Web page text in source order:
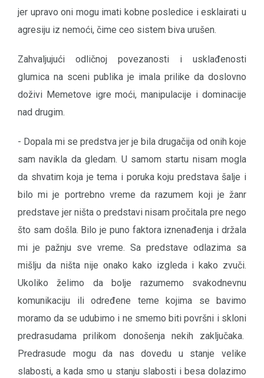
jer upravo oni mogu imati kobne posledice i esklairati u
agresiju iz nemoći, čime ceo sistem biva urušen.
Zahvaljujući odličnoj povezanosti i usklađenosti
glumica na sceni publika je imala prilike da doslovno
doživi Memetove igre moći, manipulacije i dominacije
nad drugim.
- Dopala mi se predstva jer je bila drugačija od onih koje
sam navikla da gledam. U samom startu nisam mogla
da shvatim koja je tema i poruka koju predstava šalje i
bilo mi je portrebno vreme da razumem koji je žanr
predstave jer ništa o predstavi nisam pročitala pre nego
što sam došla. Bilo je puno faktora iznenađenja i držala
mi je pažnju sve vreme. Sa predstave odlazima sa
mišlju da ništa nije onako kako izgleda i kako zvuči.
Ukoliko želimo da bolje razumemo svakodnevnu
komunikaciju ili određene teme kojima se bavimo
moramo da se udubimo i ne smemo biti površni i skloni
predrasudama prilikom donošenja nekih zaključaka.
Predrasude mogu da nas dovedu u stanje velike
slabosti, a kada smo u stanju slabosti i besa dolazimo